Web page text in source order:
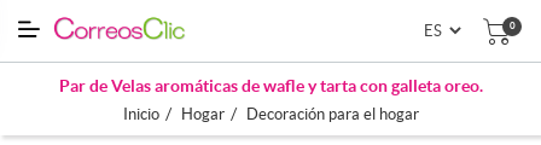
0
Par de Velas aromáticas de wafle y tarta con galleta oreo.
Inicio / Hogar / Decoración para el hogar